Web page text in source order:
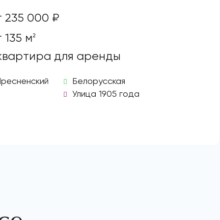
235 000 ₽
135 м2
для аренды
Белорусская
Улица 1905 года